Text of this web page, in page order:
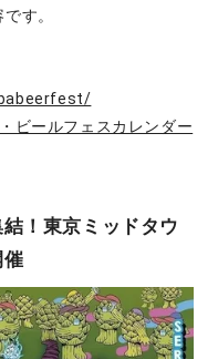
す。
ビールフェスカレンダー
！東京ミッドタウ
催